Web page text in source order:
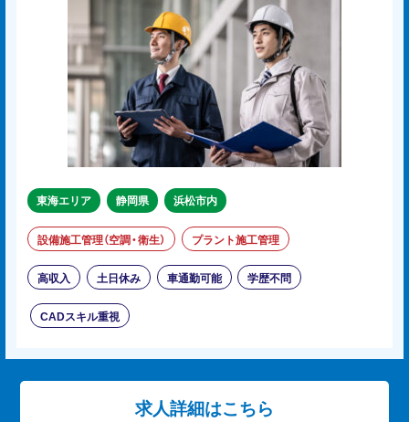
東海エリア 静岡県 浜松市内
設備施工管理（空調・衛生） プラント施工管理
高収入 土日休み 車通勤可能 学歴不問
CADスキル重視
求人詳細はこちら